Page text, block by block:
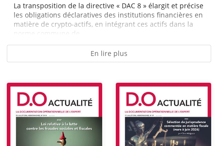
La transposition de la directive « DAC 8 » élargit et précise
les obligations déclaratives des institutions financières en
matière de crypto-actifs, en intégrant ces actifs dans la
norme commune de...
En lire plus